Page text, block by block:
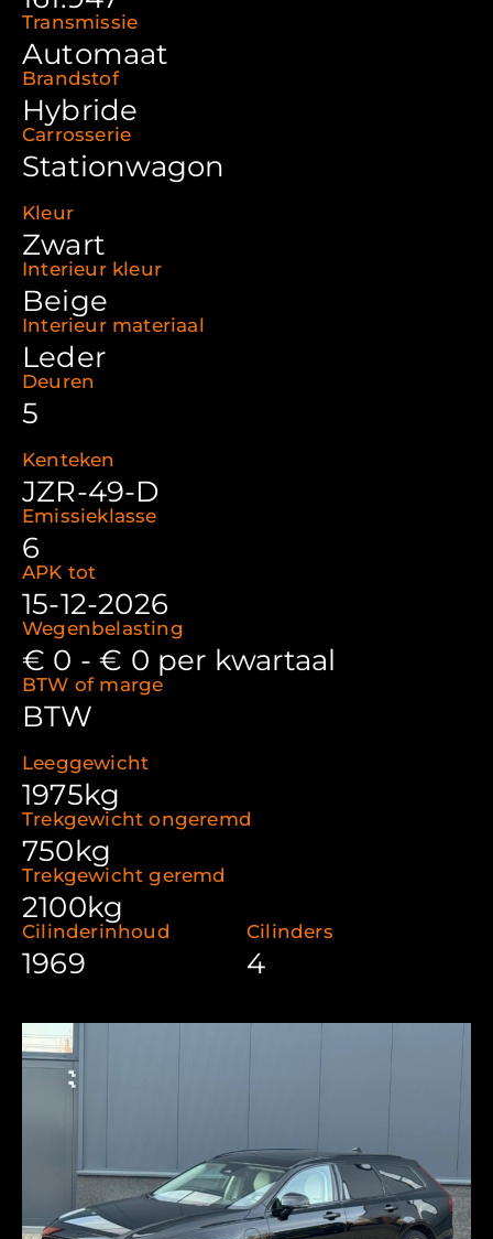
Transmissie
Automaat
Brandstof
Hybride
Carrosserie
Stationwagon
Kleur
Zwart
Interieur kleur
Beige
Interieur materiaal
Leder
Deuren
5
Kenteken
JZR-49-D
Emissieklasse
6
APK tot
15-12-2026
Wegenbelasting
€ 0 - € 0 per kwartaal
BTW of marge
BTW
Leeggewicht
1975kg
Trekgewicht ongeremd
750kg
Trekgewicht geremd
2100kg
Cilinderinhoud
1969
Cilinders
4